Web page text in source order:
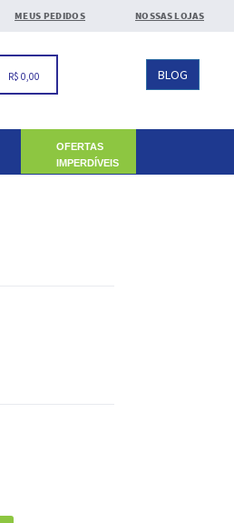
MEUS PEDIDOS NOSSAS LOJAS
R$ 0,00 BLOG
OFERTAS
IMPERDÍVEIS